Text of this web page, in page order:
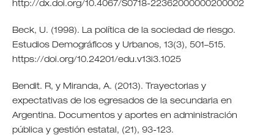
http://dx.doi.org/10.4067/S0718-22362000000200002
Beck, U. (1998). La política de la sociedad de riesgo.
Estudios Demográficos y Urbanos, 13(3), 501–515.
https://doi.org/10.24201/edu.v13i3.1025
Bendit. R, y Miranda, A. (2013). Trayectorias y
expectativas de los egresados de la secundaria en
Argentina. Documentos y aportes en administración
pública y gestión estatal, (21), 93-123.